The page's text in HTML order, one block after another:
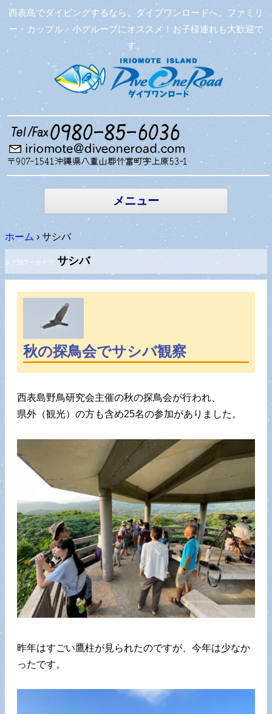
西表島でダイビングするなら、ダイブワンロードへ。ファミリ
ー・カップル・小グループにオススメ！お子様連れも大歓迎で
す。
メニュー
コンテン
ホーム › サシバ
タグ別アーカイブ: サシバ
秋の探鳥会でサシバ観察
西表島野鳥研究会主催の秋の探鳥会が行われ、
県外（観光）の方も含め25名の参加がありました。
昨年はすごい鷹柱が見られたのですが、今年は少なか
ったです。